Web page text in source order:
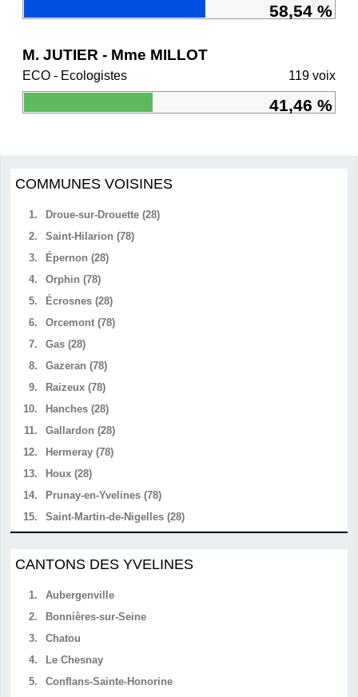
58,54 %
M. JUTIER - Mme MILLOT
ECO - Ecologistes 119 voix
41,46 %
COMMUNES VOISINES
1.
Droue-sur-Drouette (28)
2.
Saint-Hilarion (78)
3.
Épernon (28)
4.
Orphin (78)
5.
Écrosnes (28)
6.
Orcemont (78)
7.
Gas (28)
8.
Gazeran (78)
9.
Raizeux (78)
10.
Hanches (28)
11.
Gallardon (28)
12.
Hermeray (78)
13.
Houx (28)
14.
Prunay-en-Yvelines (78)
15.
Saint-Martin-de-Nigelles (28)
CANTONS DES YVELINES
1.
Aubergenville
2.
Bonnières-sur-Seine
3.
Chatou
4.
Le Chesnay
5.
Conflans-Sainte-Honorine